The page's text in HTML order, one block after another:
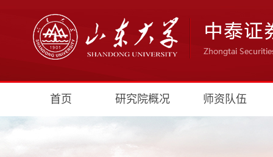
首页 研究院概况 师资队伍